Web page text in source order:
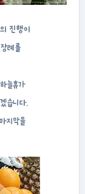
진행이
례를
늘휴가
습니다.
지막을